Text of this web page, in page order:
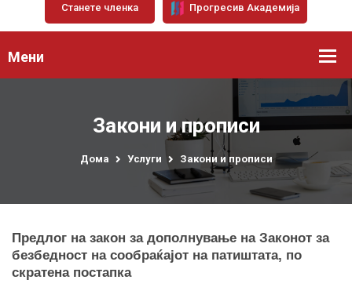
Станете членка Прогресив Академија
Мени
Закони и прописи
Дома Услуги Закони и прописи
Предлог на закон за дополнување на Законот за
безбедност на сообраќајот на патиштата, по
скратена постапка